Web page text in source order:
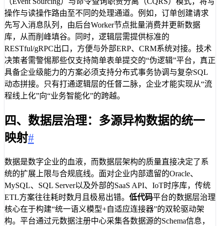
操作与读操作路由至不同的处理通道。例如，订单创建请求
先写入消息队列，由后台Worker节点批量消费并更新数据
库，从而削峰填谷。同时，逻辑层需提供标准的
RESTful/gRPC出口，方便与外部ERP、CRM系统对接。技术
决策者需警惕那些仅支持简单表单提交的“伪逻辑”平台，真正
具备企业级能力的方案必须支持分布式事务协调与复杂SQL
动态拼接。只有打通逻辑层的任督二脉，企业才能实现从“流
程线上化”向“业务智能化”的跨越。
四、数据层治理：多源异构数据的统一
映射#
数据是数字企业的血液，而数据层架构的质量直接决定了系
统的扩展上限与合规底线。面对企业内部遗留的Oracle、
MySQL、SQL Server以及外部的SaaS API、IoT时序库，传统
ETL方案往往耗时数月且极易出错。 低代码平台的数据层治理
核心在于构建“统一语义模型+自适应连接器”的双轮驱动架
构。平台通过元数据注册中心采集各数据源的Schema信息，